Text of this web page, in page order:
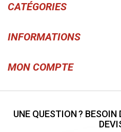
CATÉGORIES
INFORMATIONS
MON COMPTE
UNE QUESTION ?